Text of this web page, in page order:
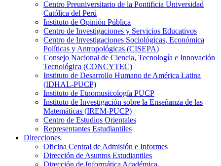
Centro Preuniversitario de la Pontificia Universidad
Católica del Perú
Instituto de Opinión Pública
Centro de Investigaciones y Servicios Educativos
Centro de Investigaciones Sociológicas, Económica
Políticas y Antropológicas (CISEPA)
Consejo Nacional de Ciencia, Tecnología e Innovación
Tecnológica (CONCYTEC)
Instituto de Desarrollo Humano de América Latina
(IDHAL-PUCP)
Instituto de Etnomusicología PUCP
Instituto de Investigación sobre la Enseñanza de las
Matemáticas (IREM-PUCP)
Centro de Estudios Orientales
Representantes Estudiantiles
Direcciones
Oficina Central de Admisión e Informes
Dirección de Asuntos Estudiantiles
Dirección de Informática Académica